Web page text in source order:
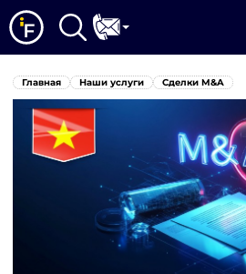
Главная Наши услуги Сделки M&A